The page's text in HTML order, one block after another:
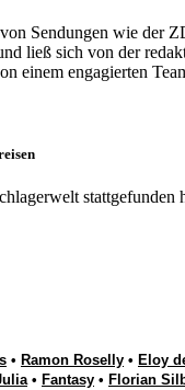
Sendungen wie
ließ sich von der
einem engagierten
• Ramon Roselly • Eloy
• Fantasy • Florian